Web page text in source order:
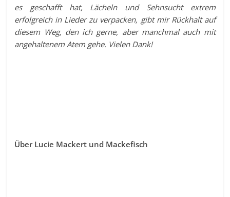
es geschafft hat, Lächeln und Sehnsucht extrem
erfolgreich in Lieder zu verpacken, gibt mir Rückhalt auf
diesem Weg, den ich gerne, aber manchmal auch mit
angehaltenem Atem gehe. Vielen Dank!
Über Lucie Mackert und Mackefisch